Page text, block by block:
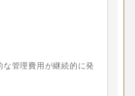
管理費用が継続的に発